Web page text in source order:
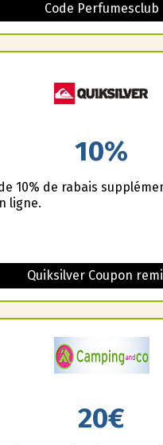
Code Perfumesclub
10%
10% de rabais
ligne.
Quiksilver Coupon
20€